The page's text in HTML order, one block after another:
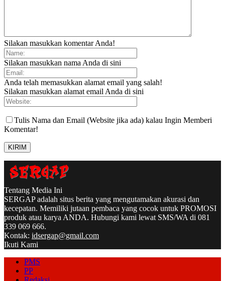
Silakan masukkan komentar Anda!
Silakan masukkan nama Anda di sini
Anda telah memasukkan alamat email yang salah!
Silakan masukkan alamat email Anda di sini
Tulis Nama dan Email (Website jika ada) kalau Ingin Memberi
Komentar!
Tentang Media Ini
SERGAP adalah situs berita yang mengutamakan akurasi dan
kecepatan. Memiliki jutaan pembaca yang cocok untuk PROMOSI
produk atau karya ANDA. Hubungi kami lewat SMS/WA di 081
339 069 666.
Kontak: idsergap@gmail.com
Ikuti Kami
PMS
PP